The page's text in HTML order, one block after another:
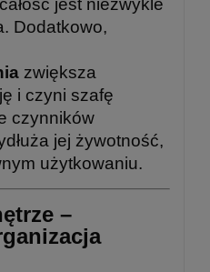
jest niezwykle
Dodatkowo,
zwiększa
i czyni szafę
czynników
jej żywotność,
użytkowaniu.
–